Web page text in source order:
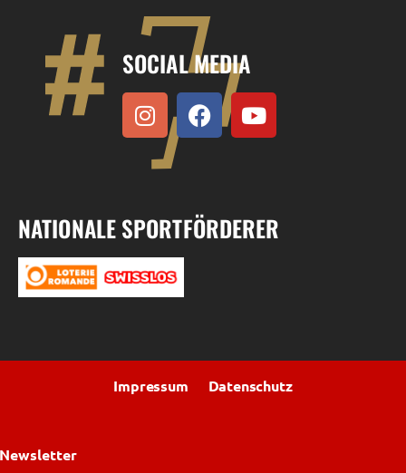
SOCIAL MEDIA
NATIONALE SPORTFÖRDERER
Impressum Datenschutz
Newsletter